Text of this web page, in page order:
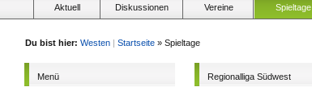
Aktuell Diskussionen Vereine Spieltage
Du bist hier: Westen | Startseite » Spieltage
Menü Regionalliga Südwest